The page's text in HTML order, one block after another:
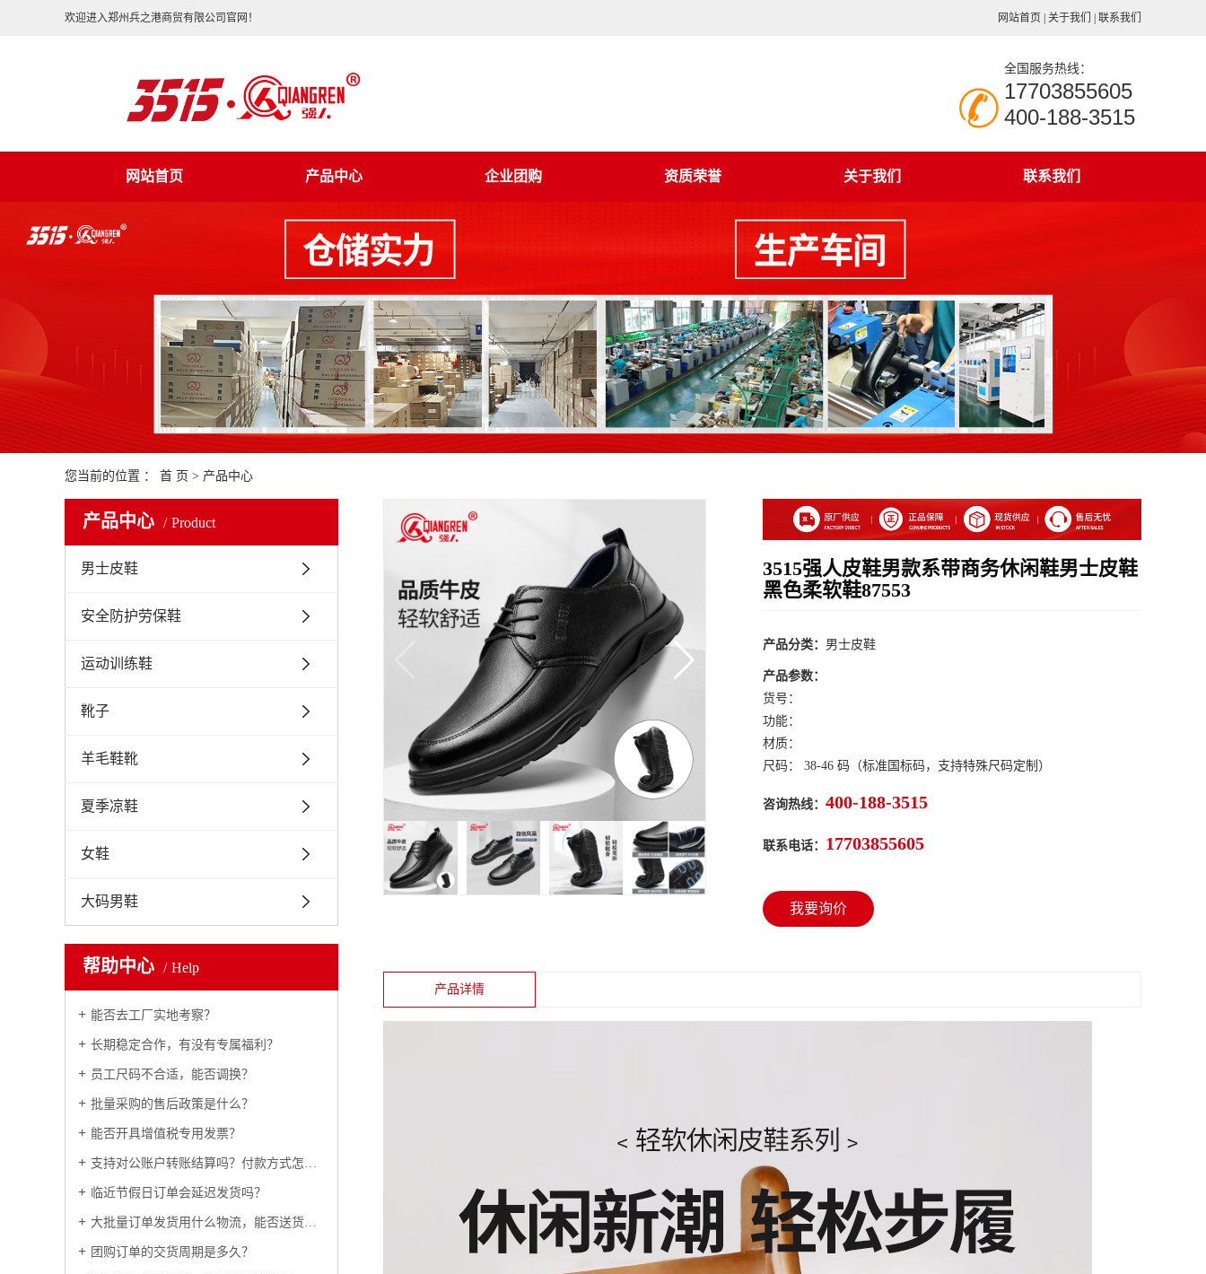
欢迎进入郑州兵之港商贸有限公司官网！ 网站首页 关于我们 联系我们
全国服务热线：
17703855605
400-188-3515
网站首页 产品中心 企业团购 资质荣誉 关于我们 联系我们
您当前的位置 ： 首 页 > 产品中心
产品中心 Product
男士皮鞋
安全防护劳保鞋
运动训练鞋
靴子
羊毛鞋靴
夏季凉鞋
女鞋
大码男鞋
帮助中心 Help
能否去工厂实地考察？
长期稳定合作，有没有专属福利？
员工尺码不合适，能否调换？
批量采购的售后政策是什么？
能否开具增值税专用发票？
支持对公账户转账结算吗？付款方式怎么约定？
临近节假日订单会延迟发货吗？
大批量订单发货用什么物流，能否送货上门？
团购订单的交货周期是多久？
3515强人皮鞋男款系带商务休闲鞋男士皮鞋
黑色柔软鞋87553
产品分类： 男士皮鞋
产品参数：
货号：
功能：
材质：
尺码： 38-46 码（标准国标码，支持特殊尺码定制）
咨询热线： 400-188-3515
联系电话： 17703855605
我要询价
产品详情